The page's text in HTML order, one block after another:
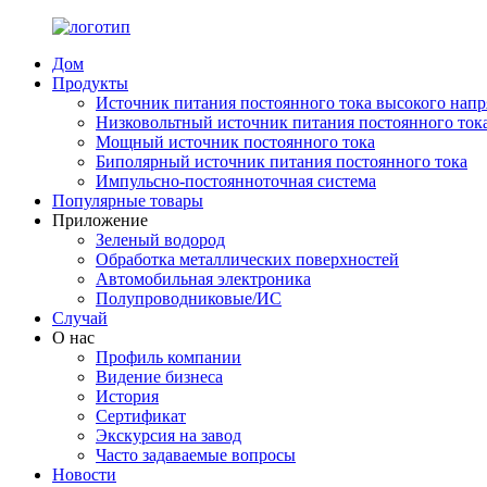
Дом
Продукты
Источник питания постоянного тока высокого
Низковольтный источник питания постоянного
Мощный источник постоянного тока
Биполярный источник питания постоянного тока
Импульсно-постоянноточная система
Популярные товары
Приложение
Зеленый водород
Обработка металлических поверхностей
Автомобильная электроника
Полупроводниковые/ИС
Случай
О нас
Профиль компании
Видение бизнеса
История
Сертификат
Экскурсия на завод
Часто задаваемые вопросы
Новости